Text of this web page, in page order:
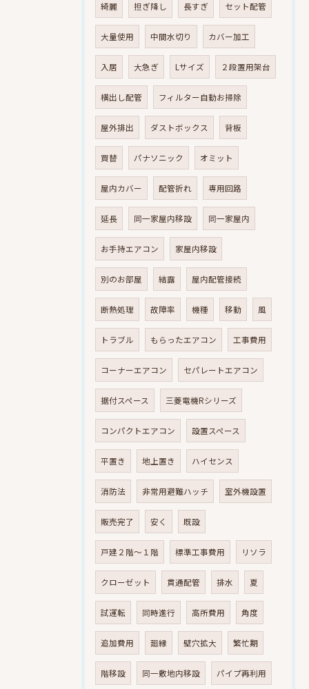
綺麗 担ぎ降し 長すぎ セット配管
大量使用 中間水切り カバー加工
入居 大急ぎ Lサイズ ２段置用架台
横出し配管 フィルター自動お掃除
屋外排出 ダストボックス 背板
買替 パナソニック オミット
屋内カバー 配管折れ 専用回路
延長 同一家屋内移設 同一家屋内
お手持エアコン 家屋内移設
別のお部屋 結露 屋内配管接続
断熱処理 故障率 機種 移動 風
トラブル もらったエアコン 工事費用
コーナーエアコン セパレートエアコン
据付スペース 三菱電機Rシリーズ
コンパクトエアコン 設置スペース
平置き 地上置き ハイセンス
消防法 非常用避難ハッチ 室外機設置
販売完了 安く 既設
戸建２階～１階 標準工事費用 リソラ
クローゼット 貫通配管 排水 夏
試運転 同時進行 高所費用 角度
追加費用 廻縁 壁穴拡大 繁忙期
階移設 同一敷地内移設 パイプ再利用